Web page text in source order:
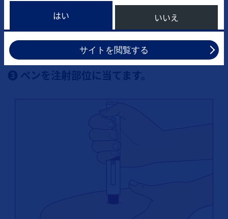
● キャップは図の矢印の方向にまっすぐ引き抜いてくだ
さい。
❸ ペンを注射部位に当てます。
はい いいえ
サイトを閲覧する